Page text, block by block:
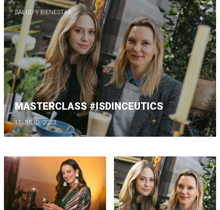
SALUD Y BIENESTAR
MASTERCLASS #ISDINCEUTICS
11 JULIO, 2023